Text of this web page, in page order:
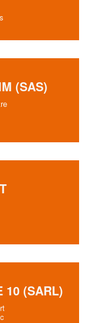
(SAS)
10 (SARL)